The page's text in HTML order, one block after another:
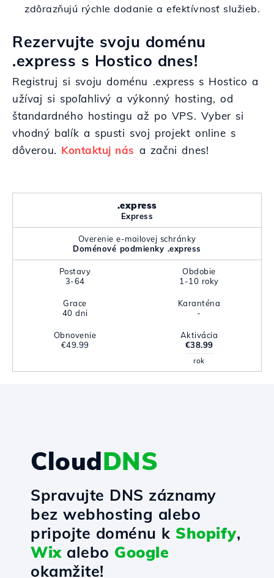
zdôrazňujú rýchle dodanie a efektívnosť služieb.
Rezervujte svoju doménu
.express s Hostico dnes!
Registruj si svoju doménu .express s Hostico a
užívaj si spoľahlivý a výkonný hosting, od
štandardného hostingu až po VPS. Vyber si
vhodný balík a spusti svoj projekt online s
dôverou. Kontaktuj nás a začni dnes!
.express
Express
Overenie e-mailovej schránky
Doménové podmienky .express
Postavy
3-64
Obdobie
1-10 roky
Grace
40 dni
Karanténa
-
Obnovenie
€49.99
Aktivácia
€38.99
rok
CloudDNS
Spravujte DNS záznamy
bez webhosting alebo
pripojte doménu k Shopify,
Wixalebo Google
okamžite!